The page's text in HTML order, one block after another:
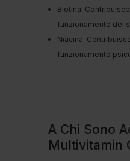
Biotina:
funzionamento del
Niacina:
funzionamento
A Chi Sono
Multivitamin